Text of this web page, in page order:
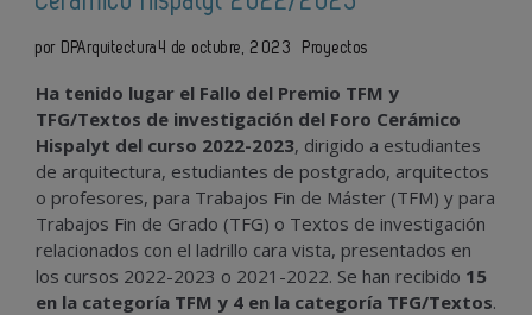
por DPArquitectura 4 de octubre, 2023 Proyectos
Ha tenido lugar el Fallo del Premio TFM y
TFG/Textos de investigación del Foro Cerámico
Hispalyt del curso 2022-2023, dirigido a estudiantes
de arquitectura, estudiantes de postgrado, arquitectos
o profesores, para Trabajos Fin de Máster (TFM) y para
Trabajos Fin de Grado (TFG) o Textos de investigación
relacionados con el ladrillo cara vista, presentados en
los cursos 2022-2023 o 2021-2022. Se han recibido 15
en la categoría TFM y 4 en la categoría TFG/Textos.